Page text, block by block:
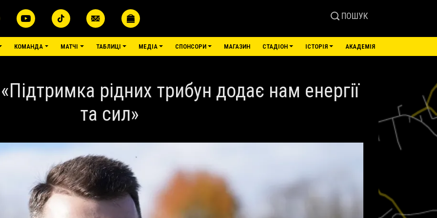
ПОШУК
КОМАНДА МАТЧІ ТАБЛИЦІ МЕДІА СПОНСОРИ МАГАЗИН СТАДІОН ІСТОРІЯ АКАДЕМІЯ
рідних трибун додає нам енергії
та сил»